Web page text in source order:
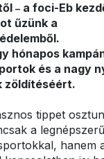
– a foci-Eb
űzünk a
hónapos
és a nagy
zöldítéséért.
tippet
a
hanem